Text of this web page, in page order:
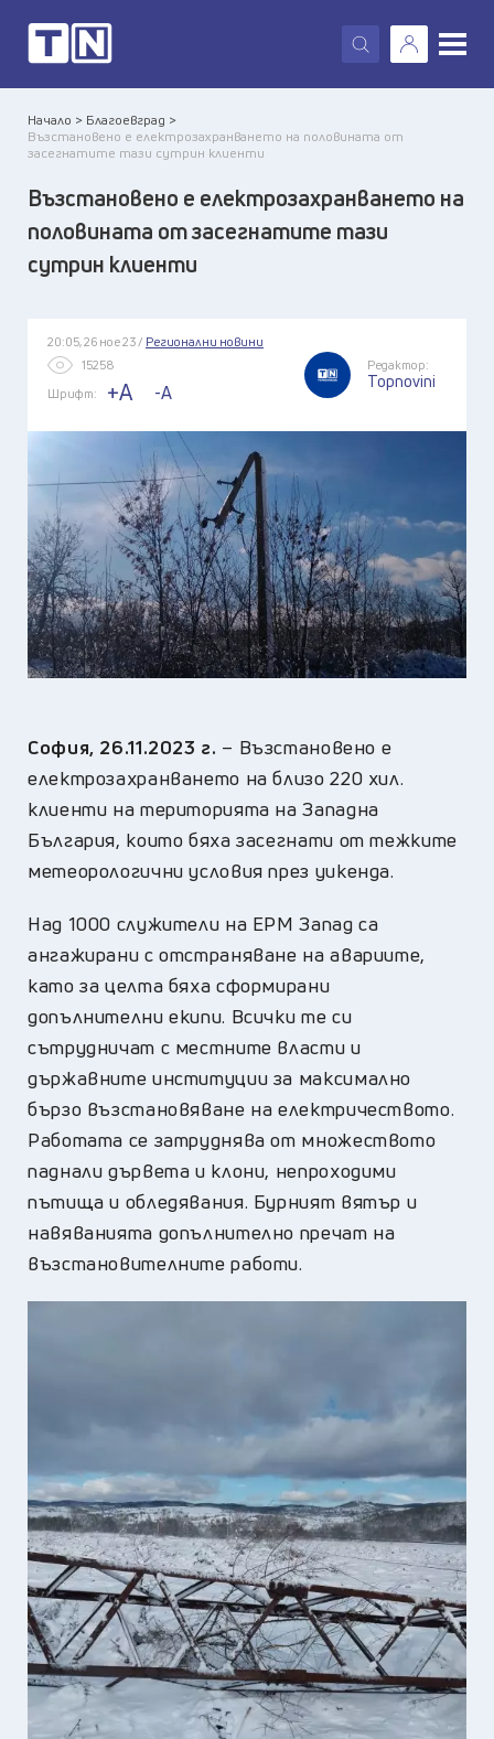
X
Начало > Благоевград >
Възстановено е електрозахранването на половината от
засегнатите тази сутрин клиенти
Възстановено е електрозахранването на
половината от засегнатите тази
сутрин клиенти
20:05, 26 ное 23 / Регионални новини
15258
Шрифт:
+A -A
Редактор:
Topnovini
София, 26.11.2023 г. – Възстановено е
електрозахранването на близо 220 хил.
клиенти на територията на Западна
България, които бяха засегнати от тежките
метеорологични условия през уикенда.
Над 1000 служители на ЕРМ Запад са
ангажирани с отстраняване на авариите,
като за целта бяха сформирани
допълнителни екипи. Всички те си
сътрудничат с местните власти и
държавните институции за максимално
бързо възстановяване на електричеството.
Работата се затруднява от множеството
паднали дървета и клони, непроходими
пътища и обледявания. Бурният вятър и
навяванията допълнително пречат на
възстановителните работи.